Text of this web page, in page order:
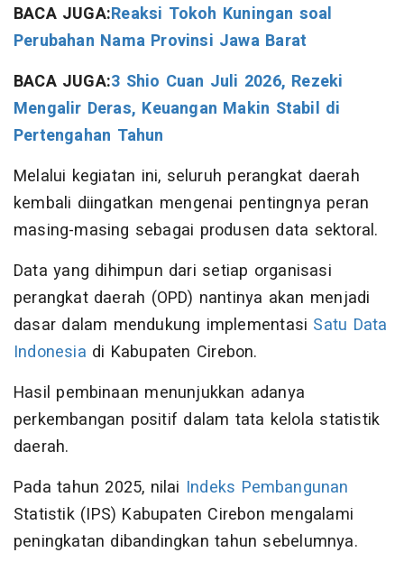
BACA JUGA:Reaksi Tokoh Kuningan soal
Perubahan Nama Provinsi Jawa Barat
BACA JUGA:3 Shio Cuan Juli 2026, Rezeki
Mengalir Deras, Keuangan Makin Stabil di
Pertengahan Tahun
Melalui kegiatan ini, seluruh perangkat daerah
kembali diingatkan mengenai pentingnya peran
masing-masing sebagai produsen data sektoral.
Data yang dihimpun dari setiap organisasi
perangkat daerah (OPD) nantinya akan menjadi
dasar dalam mendukung implementasi Satu Data
Indonesia di Kabupaten Cirebon.
Hasil pembinaan menunjukkan adanya
perkembangan positif dalam tata kelola statistik
daerah.
Pada tahun 2025, nilai Indeks Pembangunan
Statistik (IPS) Kabupaten Cirebon mengalami
peningkatan dibandingkan tahun sebelumnya.